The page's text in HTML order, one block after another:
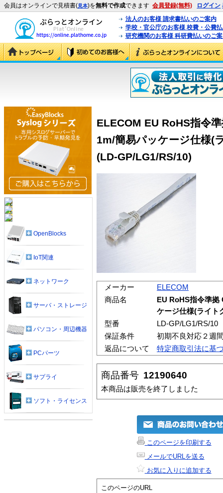
会員はオンラインで見積書(見本)を無料で作成できます 会員登録(無料) ログイン
法人のお客様 請求書払いのご案内
学校・官公庁のお客様 校費・公費
研究機関のお客様 科研費払いのご
ELECOM EU RoHS指令
1m/簡易パッケージ仕様
(LD-GP/LG1/RS/10)
メーカー
ELECOM
商品名
EU RoHS指令準拠
ケージ仕様(ライ
型番
LD-GP/LG1/RS/10
保証条件
初期不良対応２週
返品について
特定商取引法に基
商品番号 12190640
本商品は販売を終了しました
このページを印刷する
メールでURLを送る
お気に入りに追加する
このページのURL
OpenBlocks
IoT関連
ネットワーク
サーバ・ストレージ
パソコン・周辺機器
PCパーツ
サプライ
ソフト・ライセンス